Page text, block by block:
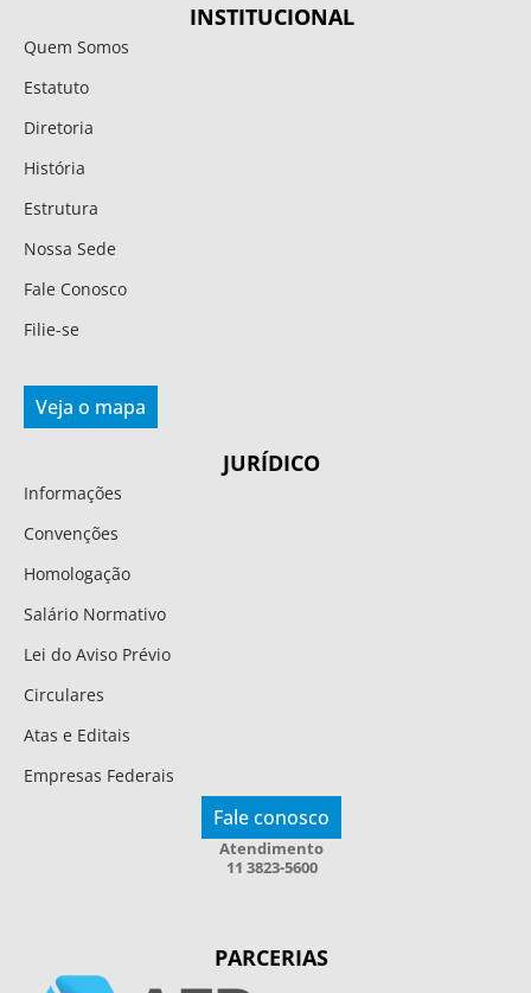
INSTITUCIONAL
Quem Somos
Estatuto
Diretoria
História
Estrutura
Nossa Sede
Fale Conosco
Filie-se
Veja o mapa
JURÍDICO
Informações
Convenções
Homologação
Salário Normativo
Lei do Aviso Prévio
Circulares
Atas e Editais
Empresas Federais
Fale conosco
Atendimento
11 3823-5600
PARCERIAS